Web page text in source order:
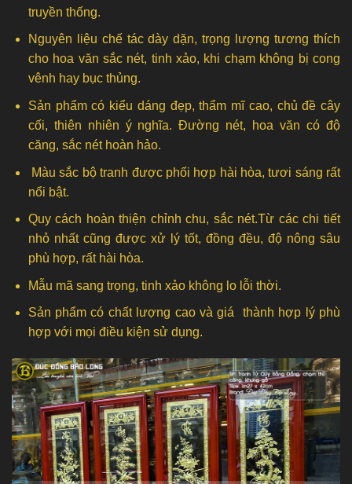
truyền thống.
Nguyên liệu chế tác dày dặn, trọng lượng tương thích
cho hoa văn sắc nét, tinh xảo, khi chạm không bị cong
vênh hay bục thủng.
Sản phẩm có kiểu dáng đẹp, thẩm mĩ cao, chủ đề cây
cối, thiên nhiên ý nghĩa. Đường nét, hoa văn có độ
căng, sắc nét hoàn hảo.
Màu sắc bộ tranh được phối hợp hài hòa, tươi sáng rất
nổi bật.
Quy cách hoàn thiện chỉnh chu, sắc nét.Từ các chi tiết
nhỏ nhất cũng được xử lý tốt, đồng đều, độ nông sâu
phù hợp, rất hài hòa.
Mẫu mã sang trọng, tinh xảo không lo lỗi thời.
Sản phẩm có chất lượng cao và giá thành hợp lý phù
hợp với mọi điều kiện sử dụng.